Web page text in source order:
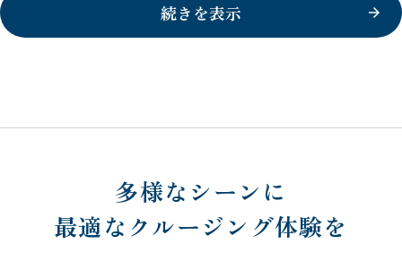
続きを表示
多様なシーンに
最適なクルージング体験を